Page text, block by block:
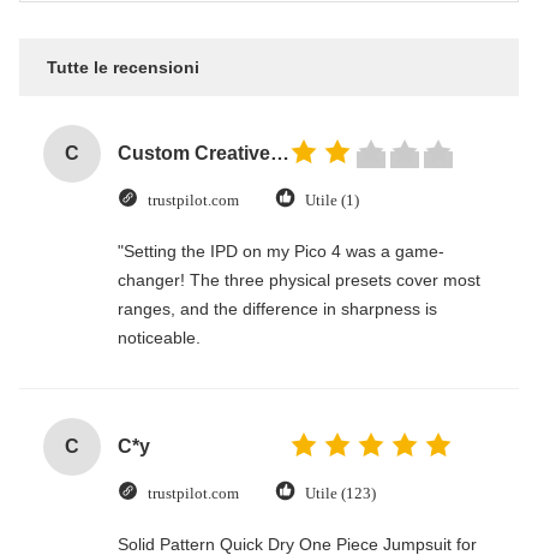
Tutte le recensioni
C Custom Creative Goodie Christmas Kraft Paper Gift Bag with Your Own Logo for Xmas Decorative Party
trustpilot.com Utile (1)
"Setting the IPD on my Pico 4 was a game-
changer! The three physical presets cover most
ranges, and the difference in sharpness is
noticeable.
C C*y
trustpilot.com Utile (123)
Solid Pattern Quick Dry One Piece Jumpsuit for